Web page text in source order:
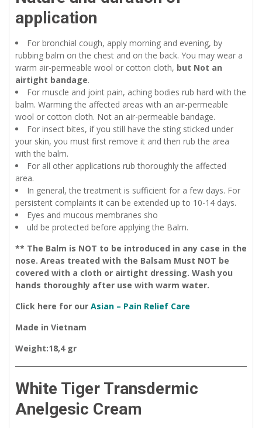
application
For bronchial cough, apply morning and evening, by
rubbing balm on the chest and on the back. You may wear a
warm air-permeable wool or cotton cloth, but Not an
airtight bandage.
For muscle and joint pain, aching bodies rub hard with the
balm. Warming the affected areas with an air-permeable
wool or cotton cloth. Not an air-permeable bandage.
For insect bites, if you still have the sting sticked under
your skin, you must first remove it and then rub the area
with the balm.
For all other applications rub thoroughly the affected
area.
In general, the treatment is sufficient for a few days. For
persistent complaints it can be extended up to 10-14 days.
Eyes and mucous membranes sho
uld be protected before applying the Balm.
** The Balm is NOT to be introduced in any case in the
nose. Areas treated with the Balsam Must NOT be
covered with a cloth or airtight dressing. Wash you
hands thoroughly after use with warm water.
Click here for our Asian – Pain Relief Care
Made in Vietnam
Weight:18,4 gr
White Tiger Transdermic
Anelgesic Cream